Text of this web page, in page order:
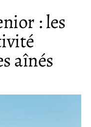
: les
aînés